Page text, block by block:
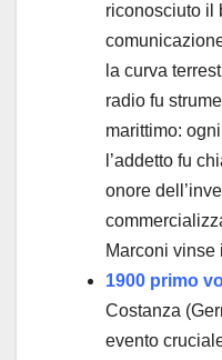
riconosciuto il
la curva
radio fu
marittimo:
l’addetto fu
onore
Marconi vinse
1900 primo
Costanza
evento